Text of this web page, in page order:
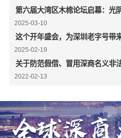
第六届大湾区木棉论坛启幕：光
2025-03-10
这个开年盛会，为深圳老字号带
2025-02-19
关于防范假借、冒用深商名义非
2022-02-13